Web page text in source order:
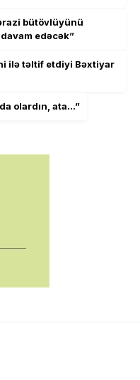
bütövlüyünü
edəcək”
ilə təltif etdiyi Bəxtiyar
olardın, ata…”